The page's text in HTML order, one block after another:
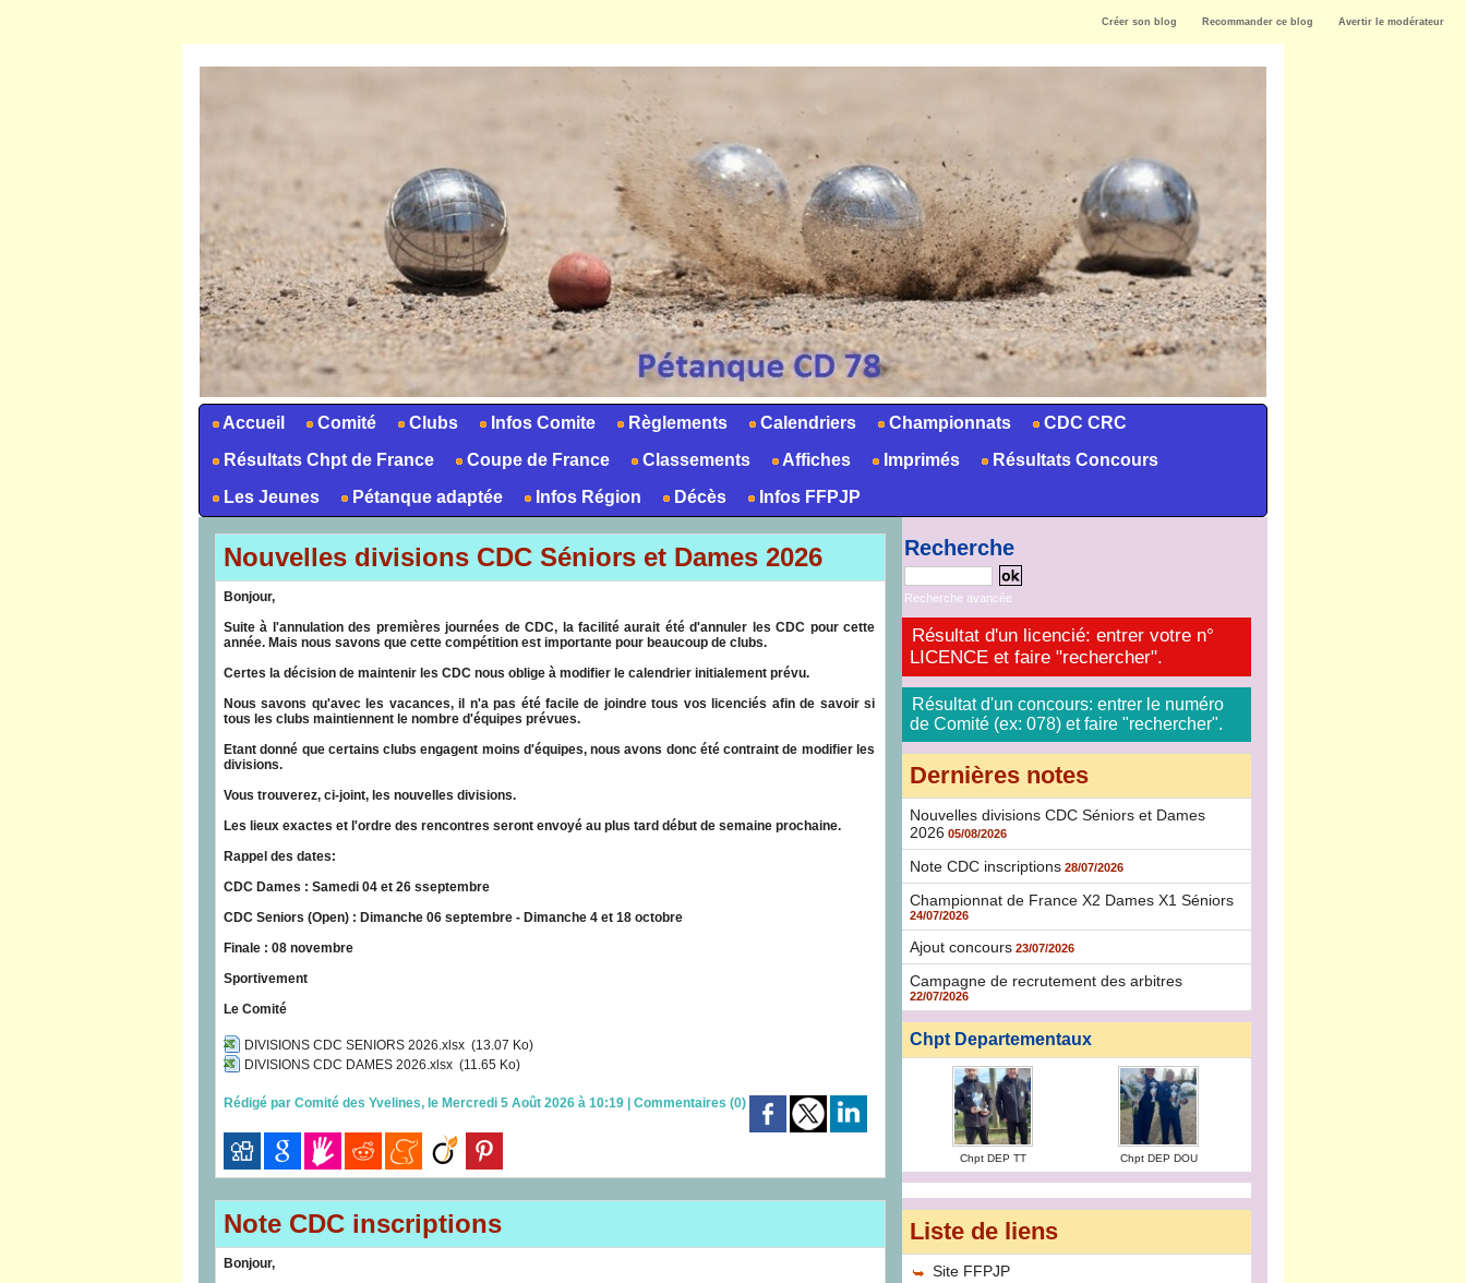
Créer son blog Recommander ce blog Avertir le modérateur
Accueil Comité Clubs Infos Comite Règlements Calendriers Championnats
CDC CRC
Résultats Chpt de France
Coupe de France Classements Affiches Imprimés
Résultats Concours
Les Jeunes
Pétanque adaptée Infos Région Décès Infos FFPJP
Nouvelles divisions CDC Séniors et Dames 2026
Bonjour,
Suite à l'annulation des premières journées de CDC, la facilité aurait été d'annuler les CDC pour cette
année. Mais nous savons que cette compétition est importante pour beaucoup de clubs.
Certes la décision de maintenir les CDC nous oblige à modifier le calendrier initialement prévu.
Nous savons qu'avec les vacances, il n'a pas été facile de joindre tous vos licenciés afin de savoir si
tous les clubs maintiennent le nombre d'équipes prévues.
Etant donné que certains clubs engagent moins d'équipes, nous avons donc été contraint de modifier les
divisions.
Vous trouverez, ci-joint, les nouvelles divisions.
Les lieux exactes et l'ordre des rencontres seront envoyé au plus tard début de semaine prochaine.
Rappel des dates:
CDC Dames : Samedi 04 et 26 sseptembre
CDC Seniors (Open) : Dimanche 06 septembre - Dimanche 4 et 18 octobre
Finale : 08 novembre
Sportivement
Le Comité
DIVISIONS CDC SENIORS 2026.xlsx (13.07 Ko)
DIVISIONS CDC DAMES 2026.xlsx (11.65 Ko)
Rédigé par Comité des Yvelines, le Mercredi 5 Août 2026 à 10:19 Commentaires (0)
Note CDC inscriptions
Bonjour,
Recherche
Recherche avancée
Résultat d'un licencié: entrer votre n°
LICENCE et faire "rechercher".
Résultat d'un concours: entrer le numéro
de Comité (ex: 078) et faire "rechercher".
Dernières notes
Nouvelles divisions CDC Séniors et Dames
2026 05/08/2026
Note CDC inscriptions 28/07/2026
Championnat de France X2 Dames X1 Séniors
24/07/2026
Ajout concours 23/07/2026
Campagne de recrutement des arbitres
22/07/2026
Chpt Departementaux
Chpt DEP TT Chpt DEP DOU
Liste de liens
Site FFPJP